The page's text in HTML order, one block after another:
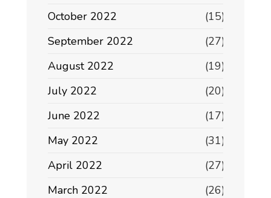
October 2022
(15)
September 2022
(27)
August 2022
(19)
July 2022
(20)
June 2022
(17)
May 2022
(31)
April 2022
(27)
March 2022
(26)